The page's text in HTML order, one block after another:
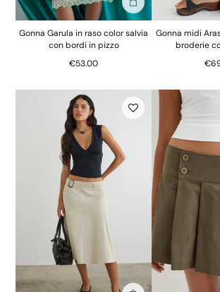
Aggiungi alla borsa
Gonna Garula in raso color salvia
con bordi in pizzo
€53.00
Gonna midi
broderie